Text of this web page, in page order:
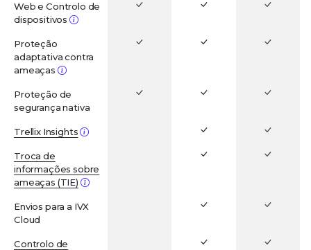
Web e Controlo de
dispositivos
Proteção
adaptativa contra
ameaças
Proteção de
segurança nativa
Trellix Insights
Troca de
informações sobre
ameaças (TIE)
Envios para a IVX
Cloud
Controlo de